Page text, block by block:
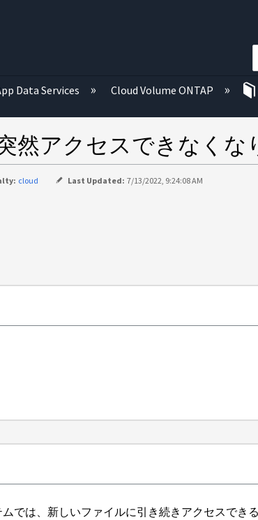
Data Services Cloud Volume ONTAP
然アクセスできなくな
cloud Last Updated: 7/13/2022, 9:24:08 AM
では、新しいファイルに引き続きアクセスでき